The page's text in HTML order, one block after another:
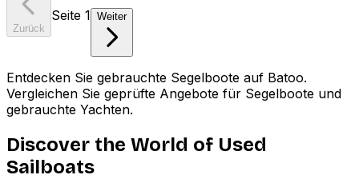
Zurück
Seite 1 Weiter
Entdecken Sie gebrauchte Segelboote auf Batoo.
Vergleichen Sie geprüfte Angebote für Segelboote und
gebrauchte Yachten.
Discover the World of Used
Sailboats